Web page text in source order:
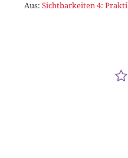
Aus: Sichtbarkeiten 4: